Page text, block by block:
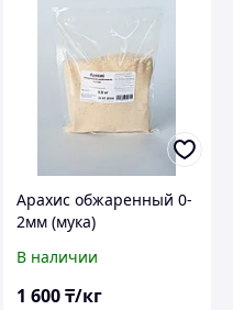
Арахис обжаренный 0-
2мм (мука)
В наличии
1 600₸/кг